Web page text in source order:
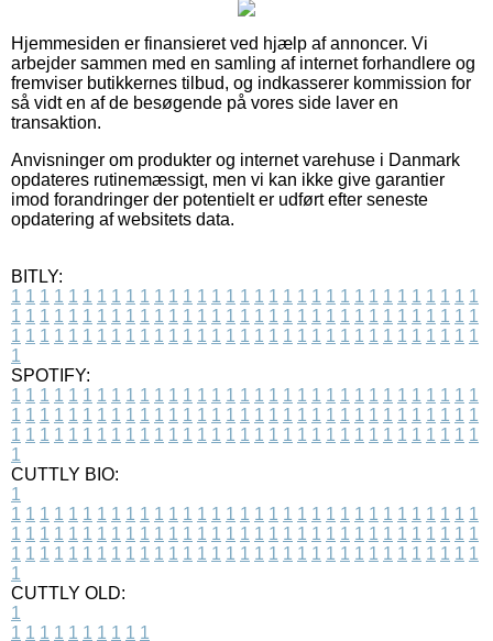
Hjemmesiden er finansieret ved hjælp af annoncer. Vi
arbejder sammen med en samling af internet forhandlere og
fremviser butikkernes tilbud, og indkasserer kommission for
så vidt en af de besøgende på vores side laver en
transaktion.
Anvisninger om produkter og internet varehuse i Danmark
opdateres rutinemæssigt, men vi kan ikke give garantier
imod forandringer der potentielt er udført efter seneste
opdatering af websitets data.
BITLY:
1 1 1 1 1 1 1 1 1 1 1 1 1 1 1 1 1 1 1 1 1 1 1 1 1 1 1 1 1 1 1 1 1
1 1 1 1 1 1 1 1 1 1 1 1 1 1 1 1 1 1 1 1 1 1 1 1 1 1 1 1 1 1 1 1 1
1 1 1 1 1 1 1 1 1 1 1 1 1 1 1 1 1 1 1 1 1 1 1 1 1 1 1 1 1 1 1 1 1
1
SPOTIFY:
1 1 1 1 1 1 1 1 1 1 1 1 1 1 1 1 1 1 1 1 1 1 1 1 1 1 1 1 1 1 1 1 1
1 1 1 1 1 1 1 1 1 1 1 1 1 1 1 1 1 1 1 1 1 1 1 1 1 1 1 1 1 1 1 1 1
1 1 1 1 1 1 1 1 1 1 1 1 1 1 1 1 1 1 1 1 1 1 1 1 1 1 1 1 1 1 1 1 1
1
CUTTLY BIO:
1
1 1 1 1 1 1 1 1 1 1 1 1 1 1 1 1 1 1 1 1 1 1 1 1 1 1 1 1 1 1 1 1 1
1 1 1 1 1 1 1 1 1 1 1 1 1 1 1 1 1 1 1 1 1 1 1 1 1 1 1 1 1 1 1 1 1
1 1 1 1 1 1 1 1 1 1 1 1 1 1 1 1 1 1 1 1 1 1 1 1 1 1 1 1 1 1 1 1 1
1
CUTTLY OLD:
1
1 1 1 1 1 1 1 1 1 1